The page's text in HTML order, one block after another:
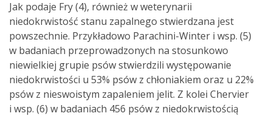
Jak podaje Fry (4), również w weterynarii
niedokrwistość stanu zapalnego stwierdzana jest
powszechnie. Przykładowo Parachini-Winter i wsp. (5)
w badaniach przeprowadzonych na stosunkowo
niewielkiej grupie psów stwierdzili występowanie
niedokrwistości u 53% psów z chłoniakiem oraz u 22%
psów z nieswoistym zapaleniem jelit. Z kolei Chervier
i wsp. (6) w badaniach 456 psów z niedokrwistością